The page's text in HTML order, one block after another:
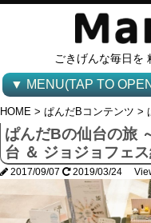
ごきげんな毎日を
▼ MENU(TAP TO
HOME > ぱんだBコンテンツ >
ぱんだBの仙台の旅
台 ＆ ジョジョフェス
2017/09/07 2019/03/24